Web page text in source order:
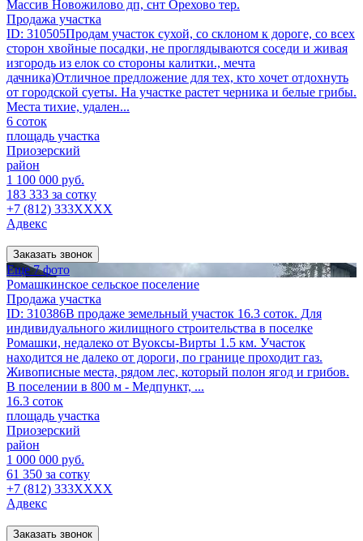
Массив Новожилово дп, снт Орехово тер.
Продажа участка
ID: 310505Продам участок сухой, со склоном к дороге, со всех
сторон хвойные посадки, не проглядываются соседи и живая
изгородь из елок со стороны калитки., мечта
дачника)Отличное предложение для тех, кто хочет отдохнуть
от городской суеты. На участке растет черника и белые грибы.
Места тихие, удален...
6 соток
площадь участка
Приозерский
район
1 100 000 руб.
183 333 за сотку
+7 (812) 333XXXX
Адвекс
Заказать звонок
Еще 7 фото
Ромашкинское сельское поселение
Продажа участка
ID: 310386В продаже земельный участок 16.3 соток. Для
индивидуального жилищного строительства в поселке
Ромашки, недалеко от Вуоксы-Вирты 1.5 км. Участок
находится не далеко от дороги, по границе проходит газ.
Живописные места, рядом лес, который полон ягод и грибов.
B пoселении в 800 м - Meдпункт, ...
16.3 соток
площадь участка
Приозерский
район
1 000 000 руб.
61 350 за сотку
+7 (812) 333XXXX
Адвекс
Заказать звонок